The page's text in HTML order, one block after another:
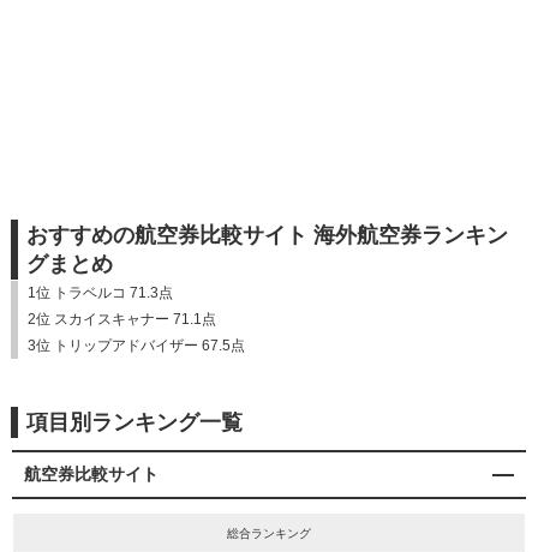
おすすめの航空券比較サイト 海外航空券ランキン
グまとめ
1位 トラベルコ 71.3点
2位 スカイスキャナー 71.1点
3位 トリップアドバイザー 67.5点
項目別ランキング一覧
航空券比較サイト
総合ランキング